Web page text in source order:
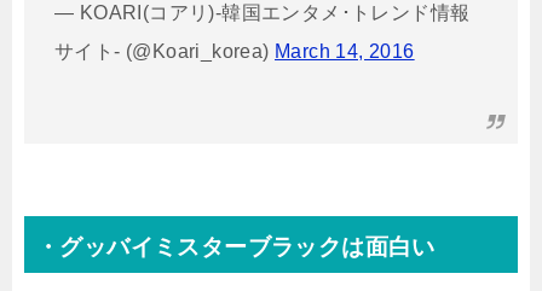
— KOARI(コアリ)-韓国エンタメ･トレンド情報
サイト- (@Koari_korea) March 14, 2016
・グッバイミスターブラックは面白い